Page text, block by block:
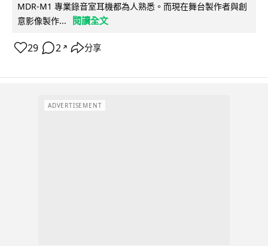
MDR-M1 專業錄音室耳機都為人熟悉。而現在舞台製作者與創
意影像製作...
閱讀全文
29 2 ↗ 分享
ADVERTISEMENT